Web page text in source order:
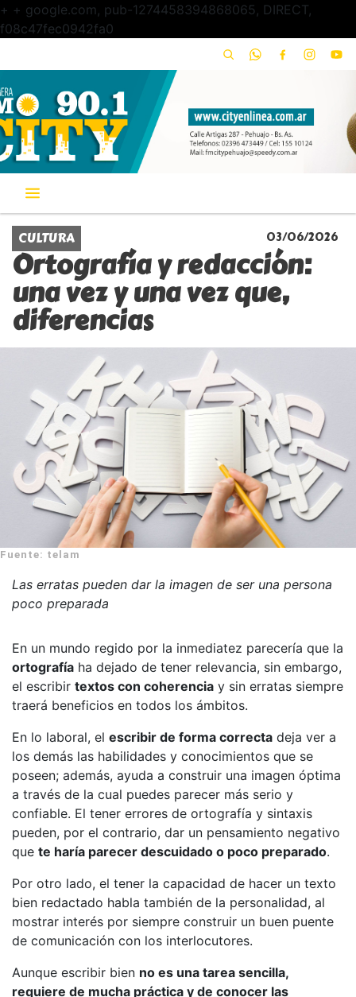
+ + google.com, pub-1274458394868065, DIRECT,
f08c47fec0942fa0
CULTURA 03/06/2026
Ortografía y redacción:
una vez y una vez que,
diferencias
Fuente: telam
Las erratas pueden dar la imagen de ser una persona
poco preparada
En un mundo regido por la inmediatez parecería que la
ortografía ha dejado de tener relevancia, sin embargo,
el escribir textos con coherencia y sin erratas siempre
traerá beneficios en todos los ámbitos.
En lo laboral, el escribir de forma correcta deja ver a
los demás las habilidades y conocimientos que se
poseen; además, ayuda a construir una imagen óptima
a través de la cual puedes parecer más serio y
confiable. El tener errores de ortografía y sintaxis
pueden, por el contrario, dar un pensamiento negativo
que te haría parecer descuidado o poco preparado.
Por otro lado, el tener la capacidad de hacer un texto
bien redactado habla también de la personalidad, al
mostrar interés por siempre construir un buen puente
de comunicación con los interlocutores.
Aunque escribir bien no es una tarea sencilla,
requiere de mucha práctica y de conocer las